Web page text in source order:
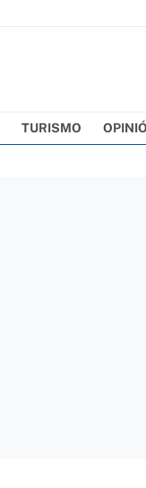
TURISMO